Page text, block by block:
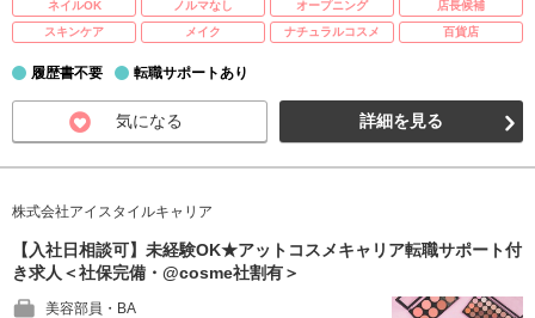
ネイルOK
ノルマなし オープニング
店長候補
スキンケア
メイク ナチュラルコスメ 百貨店
履歴書不要 転職サポートあり
気になる 詳細を見る
株式会社アイスタイルキャリア
【入社日相談可】未経験OK★アットコスメキャリア転職サポート付
き求人＜社保完備・@cosme社割有＞
美容部員・BA